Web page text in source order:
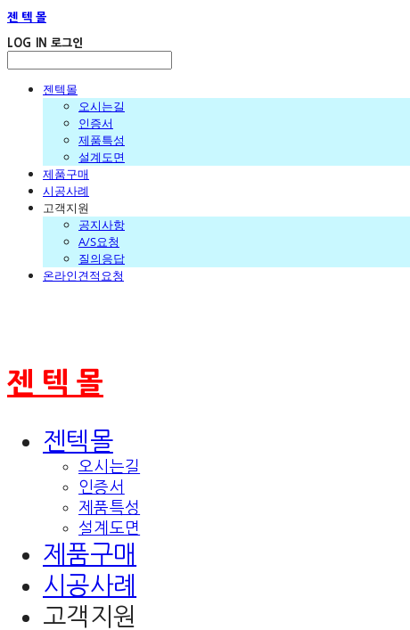
젠 텍 몰
LOG IN 로그인
젠텍몰
오시는길
인증서
제품특성
설계도면
제품구매
시공사례
고객지원
공지사항
A/S요청
질의응답
온라인견적요청
젠 텍 몰
젠텍몰
오시는길
인증서
제품특성
설계도면
제품구매
시공사례
고객지원